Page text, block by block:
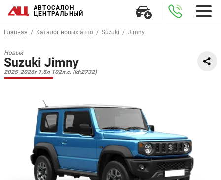
АВТОСАЛОН
ЦЕНТРАЛЬНЫЙ
Главная Каталог новых авто Suzuki Jimny
Новый
Suzuki Jimny
2025-2026г 1.5л 102л.с. (id:2732)